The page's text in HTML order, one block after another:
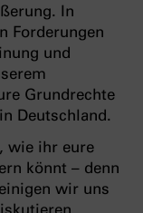
In
Forderungen
und
Grundrechte
Deutschland.
wie ihr eure
könnt – denn
wir uns